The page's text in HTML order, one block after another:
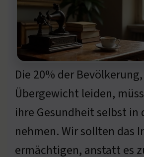
Die 20% der
Übergewicht leiden,
ihre Gesundheit selbst in
nehmen. Wir sollten das
ermächtigen, anstatt es